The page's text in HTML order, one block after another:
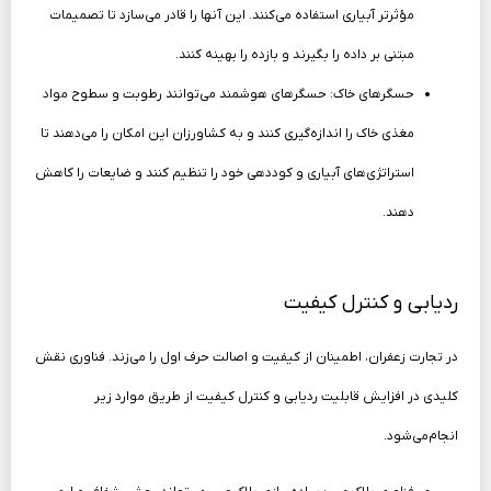
مؤثرتر آبیاری استفاده می‌کنند. این آنها را قادر می‌سازد تا تصمیمات
مبتنی بر داده را بگیرند و بازده را بهینه کنند.
حسگرهای خاک: حسگرهای هوشمند می‌توانند رطوبت و سطوح مواد
مغذی خاک را اندازه‌گیری کنند و به کشاورزان این امکان را می‌دهند تا
استراتژی‌های آبیاری و کوددهی خود را تنظیم کنند و ضایعات را کاهش
دهند.
ردیابی و کنترل کیفیت
در تجارت زعفران، اطمینان از کیفیت و اصالت حرف اول را می‌زند. فناوری نقش
کلیدی در افزایش قابلیت ردیابی و کنترل کیفیت از طریق موارد زیر
انجام‌می‌شود.